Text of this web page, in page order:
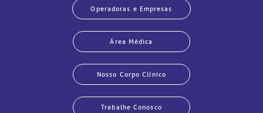
Operadoras e Empresas
Área Médica
Nosso Corpo Clínico
Trabalhe Conosco